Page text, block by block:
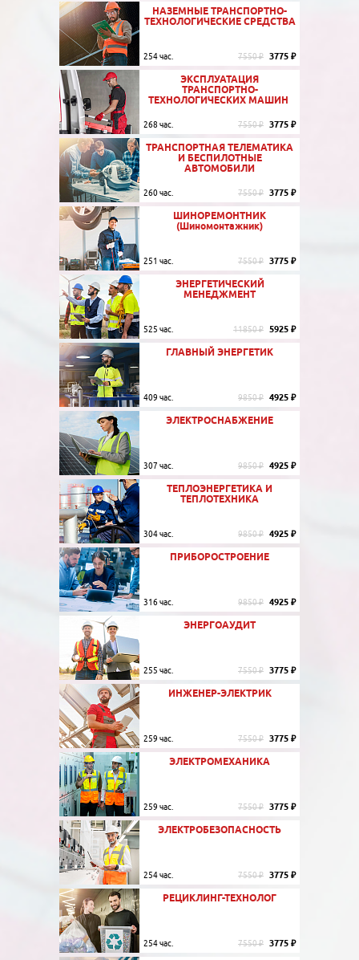
НАЗЕМНЫЕ ТРАНСПОРТНО-
ТЕХНОЛОГИЧЕСКИЕ СРЕДСТВА
254 час. 7550 ₽ 3775 ₽
ЭКСПЛУАТАЦИЯ
ТРАНСПОРТНО-
ТЕХНОЛОГИЧЕСКИХ МАШИН
268 час. 7550 ₽ 3775 ₽
ТРАНСПОРТНАЯ ТЕЛЕМАТИКА
И БЕСПИЛОТНЫЕ
АВТОМОБИЛИ
260 час. 7550 ₽ 3775 ₽
ШИНОРЕМОНТНИК
(Шиномонтажник)
251 час. 7550 ₽ 3775 ₽
ЭНЕРГЕТИЧЕСКИЙ
МЕНЕДЖМЕНТ
525 час. 11850 ₽ 5925 ₽
ГЛАВНЫЙ ЭНЕРГЕТИК
409 час. 9850 ₽ 4925 ₽
ЭЛЕКТРОСНАБЖЕНИЕ
307 час. 9850 ₽ 4925 ₽
ТЕПЛОЭНЕРГЕТИКА И
ТЕПЛОТЕХНИКА
304 час. 9850 ₽ 4925 ₽
ПРИБОРОСТРОЕНИЕ
316 час. 9850 ₽ 4925 ₽
ЭНЕРГОАУДИТ
255 час. 7550 ₽ 3775 ₽
ИНЖЕНЕР-ЭЛЕКТРИК
259 час. 7550 ₽ 3775 ₽
ЭЛЕКТРОМЕХАНИКА
259 час. 7550 ₽ 3775 ₽
ЭЛЕКТРОБЕЗОПАСНОСТЬ
254 час. 7550 ₽ 3775 ₽
РЕЦИКЛИНГ-ТЕХНОЛОГ
254 час. 7550 ₽ 3775 ₽